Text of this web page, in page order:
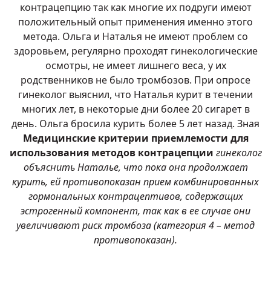
контрацепцию так как многие их подруги имеют
положительный опыт применения именно этого
метода. Ольга и Наталья не имеют проблем со
здоровьем, регулярно проходят гинекологические
осмотры, не имеет лишнего веса, у их
родственников не было тромбозов. При опросе
гинеколог выяснил, что Наталья курит в течении
многих лет, в некоторые дни более 20 сигарет в
день. Ольга бросила курить более 5 лет назад. Зная
Медицинские критерии приемлемости для
использования методов контрацепции гинеколог
объяснить Наталье, что пока она продолжает
курить, ей противопоказан прием комбинированных
гормональных контрацептивов, содержащих
эстрогенный компонент, так как в ее случае они
увеличивают риск тромбоза (категория 4 – метод
противопоказан).